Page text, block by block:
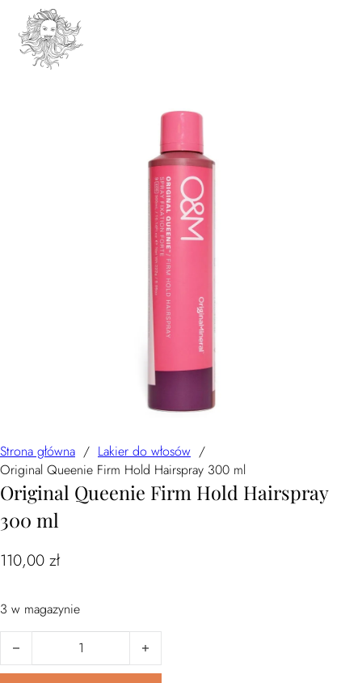
Strona główna / Lakier do włosów /
Original Queenie Firm Hold Hairspray 300 ml
Original Queenie Firm Hold Hairspray
300 ml
110,00 zł
3 w magazynie
ilość Original Queenie Firm Hold Hairspray 300 ml